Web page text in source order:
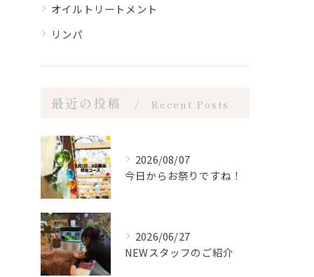
オイルトリートメント
リンパ
最近の投稿 Recent Posts
2026/08/07
今日からお祭りですね！
2026/06/27
NEWスタッフのご紹介